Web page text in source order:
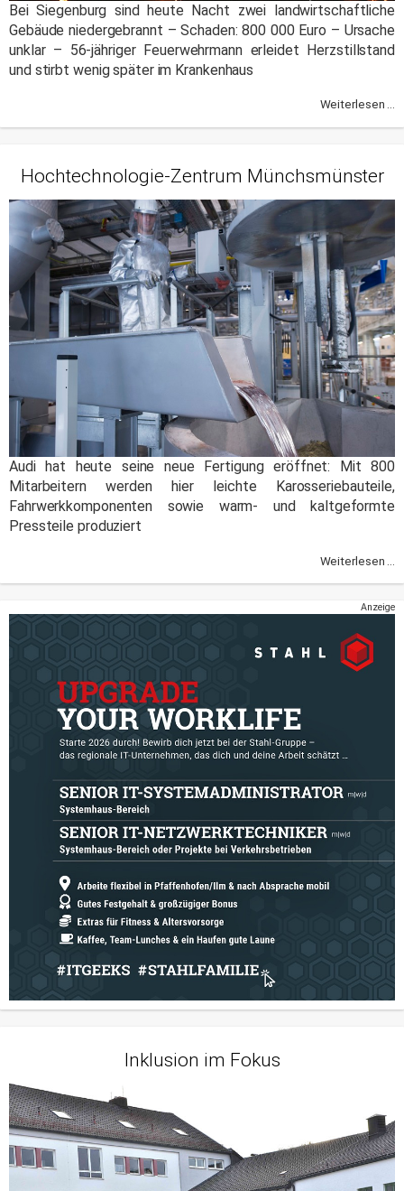
Bei Siegenburg sind heute Nacht zwei landwirtschaftliche
Gebäude niedergebrannt – Schaden: 800 000 Euro – Ursache
unklar – 56-jähriger Feuerwehrmann erleidet Herzstillstand
und stirbt wenig später im Krankenhaus
Weiterlesen ...
Hochtechnologie-Zentrum Münchsmünster
Audi hat heute seine neue Fertigung eröffnet: Mit 800
Mitarbeitern werden hier leichte Karosseriebauteile,
Fahrwerkkomponenten sowie warm- und kaltgeformte
Pressteile produziert
Weiterlesen ...
Anzeige
Inklusion im Fokus